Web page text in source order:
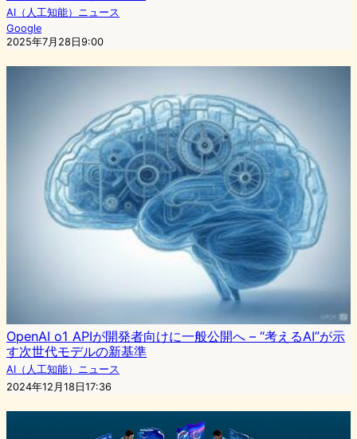
AI（人工知能）ニュース
Google
2025年7月28日9:00
OpenAI o1 APIが開発者向けに一般公開へ – “考えるAI”が示
す次世代モデルの新基準
AI（人工知能）ニュース
2024年12月18日17:36